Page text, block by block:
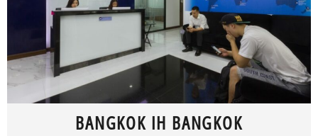
BANGKOK IH BANGKOK